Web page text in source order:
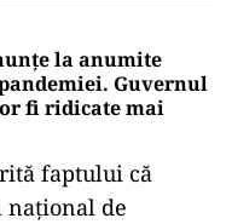
la anumite
Guvernul
fi ridicate mai
faptului că
naţional de